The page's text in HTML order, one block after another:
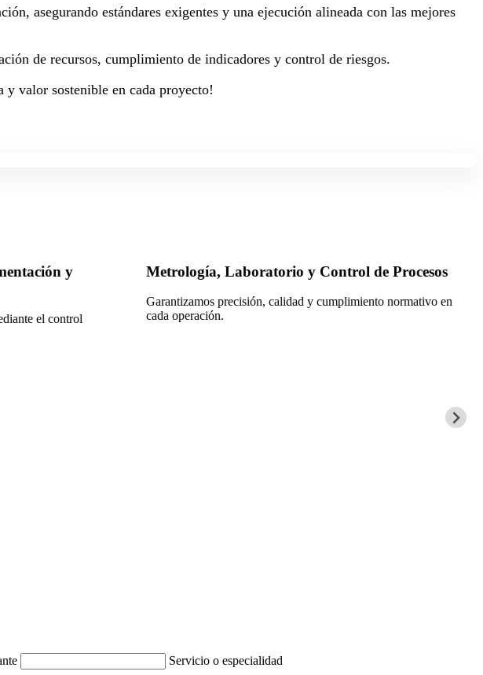
asegurando estándares exigentes y una ejecución alineada con las mejores
de recursos, cumplimiento de indicadores y control de riesgos.
y valor sostenible en cada proyecto!
y
el control
Metrología, Laboratorio y Control de Procesos
Garantizamos precisión, calidad y cumplimiento normativo en
cada operación.
Servicio o especialidad